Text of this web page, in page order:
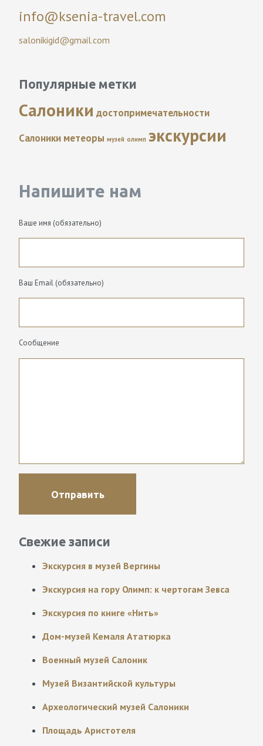
info@ksenia-travel.com
salonikigid@gmail.com
Популярные метки
Салоники достопримечательности
Салоники метеоры музей олимп экскурсии
Напишите нам
Ваше имя (обязательно)
Ваш Email (обязательно)
Сообщение
Свежие записи
Экскурсия в музей Вергины
Экскурсия на гору Олимп: к чертогам Зевса
Экскурсия по книге «Нить»
Дом-музей Кемаля Ататюрка
Военный музей Салоник
Музей Византийской культуры
Археологический музей Салоники
Площадь Аристотеля